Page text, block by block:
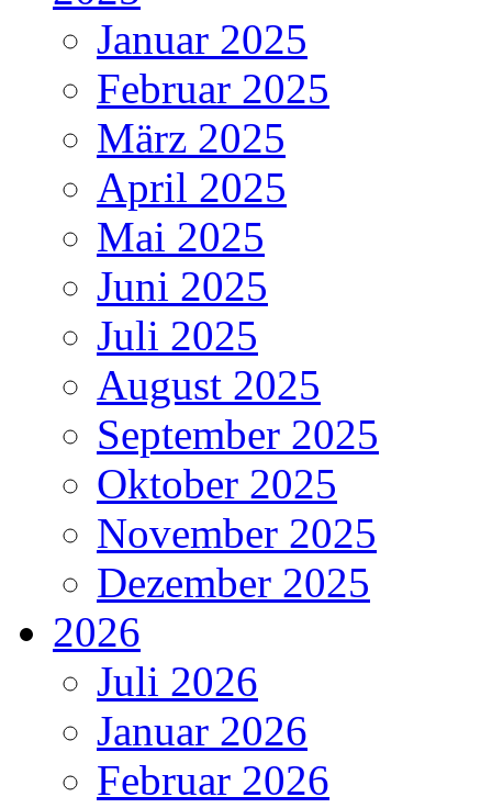
Januar 2025
Februar 2025
März 2025
April 2025
Mai 2025
Juni 2025
Juli 2025
August 2025
September 2025
Oktober 2025
November 2025
Dezember 2025
2026
Juli 2026
Januar 2026
Februar 2026